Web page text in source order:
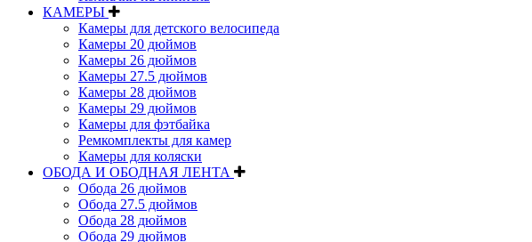
КАМЕРЫ
Камеры для детского велосипеда
Камеры 20 дюймов
Камеры 26 дюймов
Камеры 27.5 дюймов
Камеры 28 дюймов
Камеры 29 дюймов
Камеры для фэтбайка
Ремкомплекты для камер
Камеры для коляски
ОБОДА И ОБОДНАЯ ЛЕНТА
Обода 26 дюймов
Обода 27.5 дюймов
Обода 28 дюймов
Обода 29 дюймов